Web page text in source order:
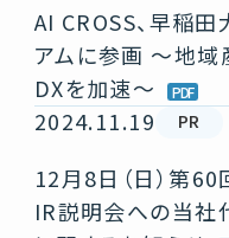
AI CROSS、早稲
アムに参画 ～地
DXを加速～
2024.11.19
PR
12月8日（日）第
IR説明会への当社